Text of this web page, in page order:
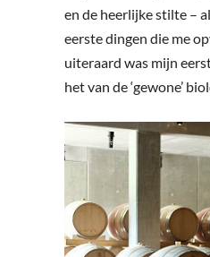
en de heerlijke stilte –
eerste dingen die me
uiteraard was mijn
het van de ‘gewone’